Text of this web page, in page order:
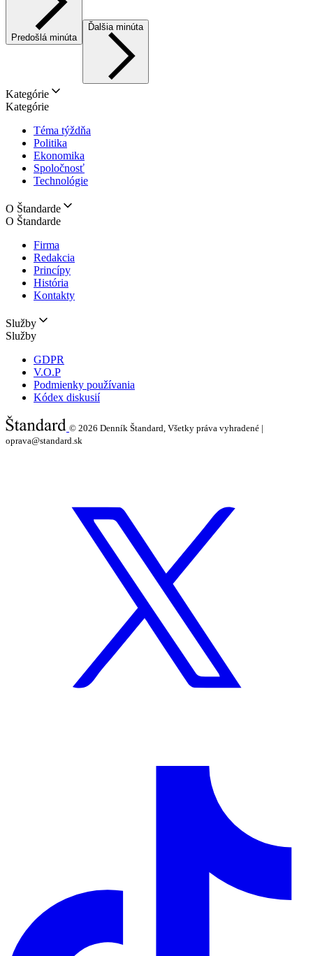
Predošlá minúta
Ďalšia minúta
Kategórie
Kategórie
Téma týždňa
Politika
Ekonomika
Spoločnosť
Technológie
O Štandarde
O Štandarde
Firma
Redakcia
Princípy
História
Kontakty
Služby
Služby
GDPR
V.O.P
Podmienky používania
Kódex diskusií
© 2026 Denník Štandard, Všetky práva vyhradené |
oprava@standard.sk